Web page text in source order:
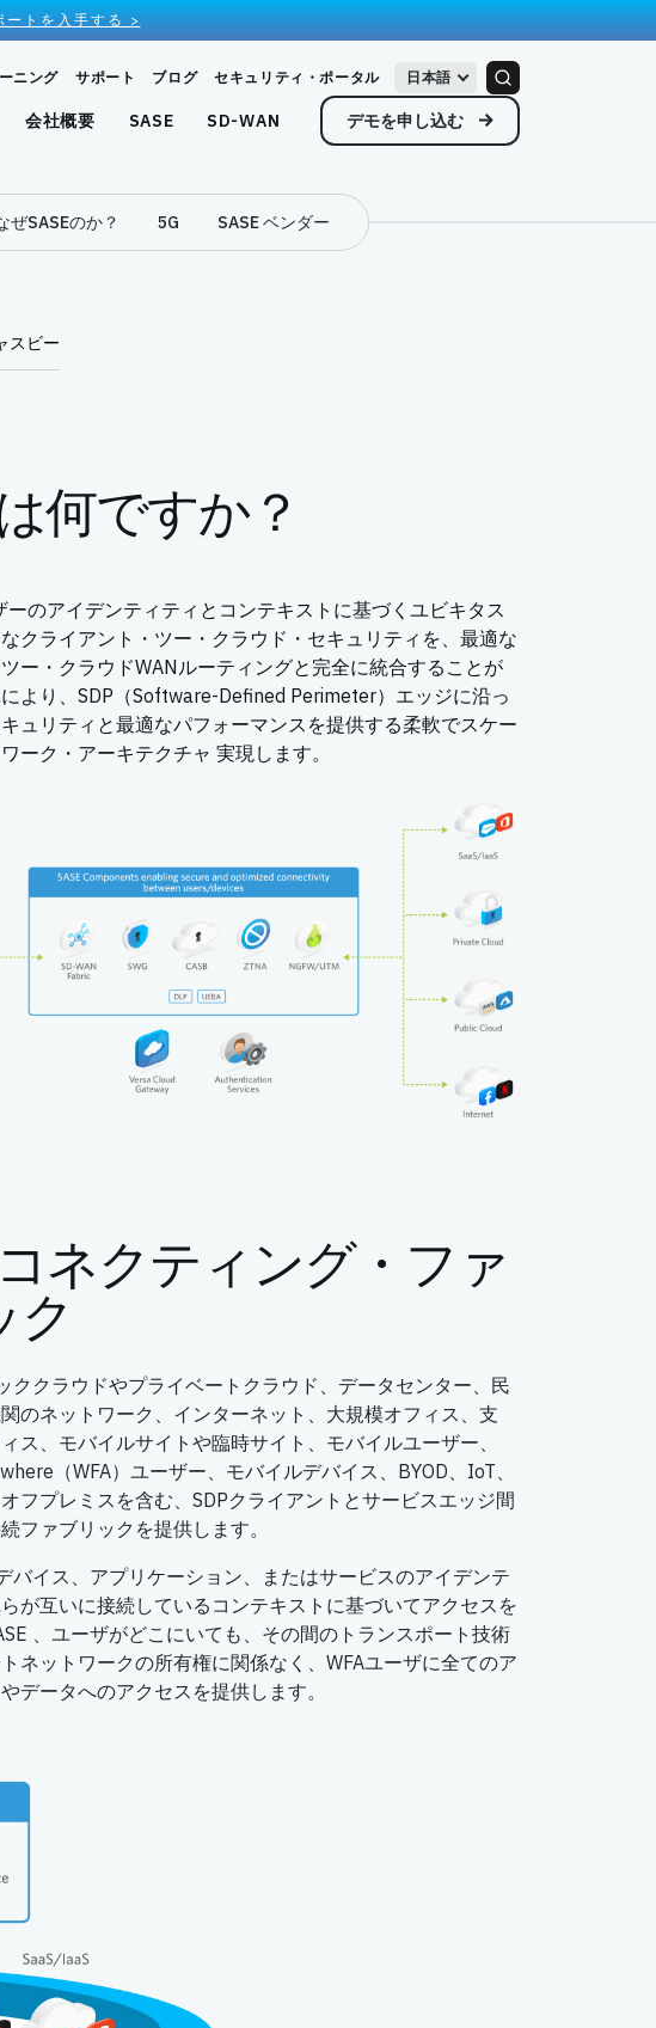
ートを入手する >
ニング サポート ブログ セキュリティ・ポータル 日本語
会社概要 SASE SD-WAN デモを申し込む
ぜSASEのか？ 5G SASE ベンダー
スビー
何ですか？
ーのアイデンティティとコンテキストに基づくユビキタス
クライアント・ツー・クラウド・セキュリティを、最適な
ー・クラウドWANルーティングと完全に統合することが
より、SDP（Software-Defined Perimeter）エッジに沿っ
ュリティと最適なパフォーマンスを提供する柔軟でスケー
ーク・アーキテクチャ 実現します。
ネクティング・ファ
ク
ククラウドやプライベートクラウド、データセンター、民
のネットワーク、インターネット、大規模オフィス、支
ス、モバイルサイトや臨時サイト、モバイルユーザー、
（WFA）ユーザー、モバイルデバイス、BYOD、IoT、
フプレミスを含む、SDPクライアントとサービスエッジ間
ファブリックを提供します。
バイス、アプリケーション、またはサービスのアイデンテ
が互いに接続しているコンテキストに基づいてアクセスを
、ユーザがどこにいても、その間のトランスポート技術
ネットワークの所有権に関係なく、WFAユーザに全てのア
データへのアクセスを提供します。